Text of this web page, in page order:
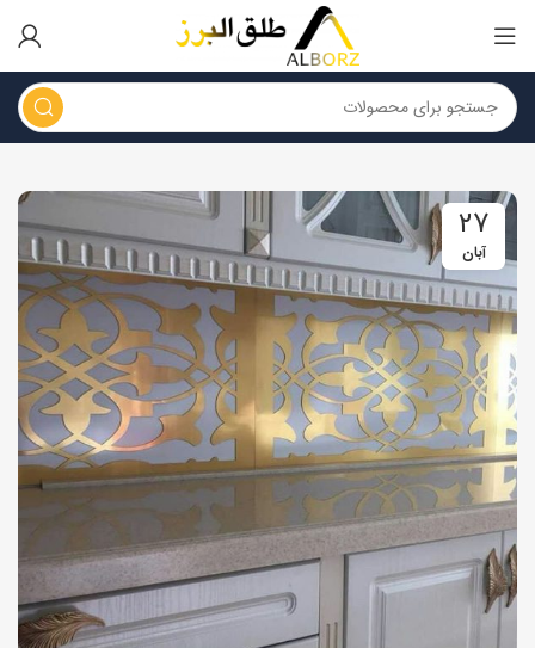
۲۷
آبان